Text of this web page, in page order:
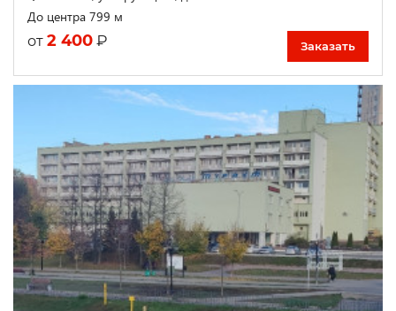
До центра 799 м
от 2 400 ₽ Заказать